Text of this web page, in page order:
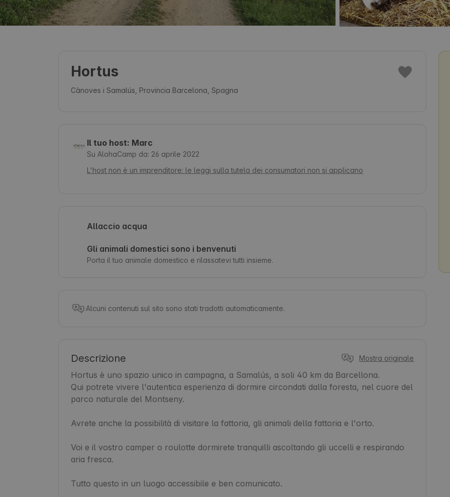
Hortus
Cànoves i Samalús, Provincia Barcelona, Spagna
Il tuo host: Marc
Su AlohaCamp da: 26 aprile 2022
L'host non è un imprenditore: le leggi sulla tutela dei consumatori non si applicano
Allaccio acqua
Gli animali domestici sono i benvenuti
Porta il tuo animale domestico e rilassatevi tutti insieme.
Alcuni contenuti sul sito sono stati tradotti automaticamente.
Descrizione Mostra originale
Hortus è uno spazio unico in campagna, a Samalús, a soli 40 km da Barcellona.
Qui potrete vivere l'autentica esperienza di dormire circondati dalla foresta, nel cuore del
parco naturale del Montseny.
Avrete anche la possibilità di visitare la fattoria, gli animali della fattoria e l'orto.
Voi e il vostro camper o roulotte dormirete tranquilli ascoltando gli uccelli e respirando
aria fresca.
Tutto questo in un luogo accessibile e ben comunicato.